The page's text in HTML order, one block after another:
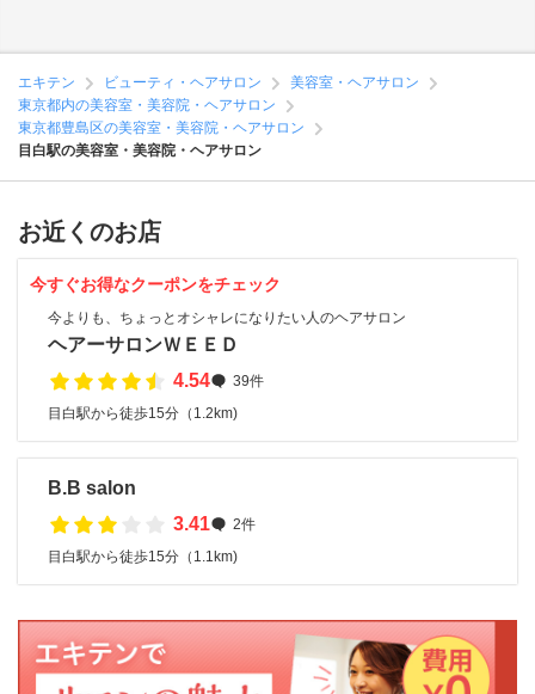
エキテン ビューティ・ヘアサロン
美容室・ヘアサロン
東京都内の美容室・美容院・ヘアサロン
東京都豊島区の美容室・美容院・ヘアサロン
目白駅の美容室・美容院・ヘアサロン
お近くのお店
今すぐお得なクーポンをチェック
今よりも、ちょっとオシャレになりたい人のヘアサロン
ヘアーサロンＷＥＥＤ
4.54
39件
目白駅から徒歩15分（1.2km)
B.B salon
3.41
2件
目白駅から徒歩15分（1.1km)